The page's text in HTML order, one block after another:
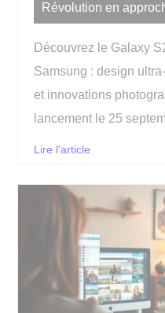
Révolution en
Découvrez le Galaxy
Samsung : design
et innovations
lancement le 25
Lire l'article